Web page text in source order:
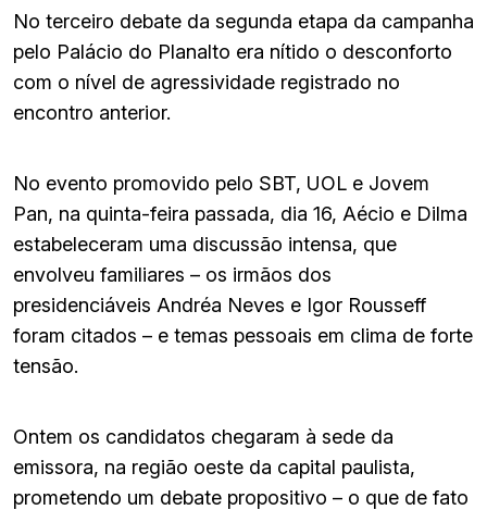
No terceiro debate da segunda etapa da campanha
pelo Palácio do Planalto era nítido o desconforto
com o nível de agressividade registrado no
encontro anterior.
No evento promovido pelo SBT, UOL e Jovem
Pan, na quinta-feira passada, dia 16, Aécio e Dilma
estabeleceram uma discussão intensa, que
envolveu familiares – os irmãos dos
presidenciáveis Andréa Neves e Igor Rousseff
foram citados – e temas pessoais em clima de forte
tensão.
Ontem os candidatos chegaram à sede da
emissora, na região oeste da capital paulista,
prometendo um debate propositivo – o que de fato